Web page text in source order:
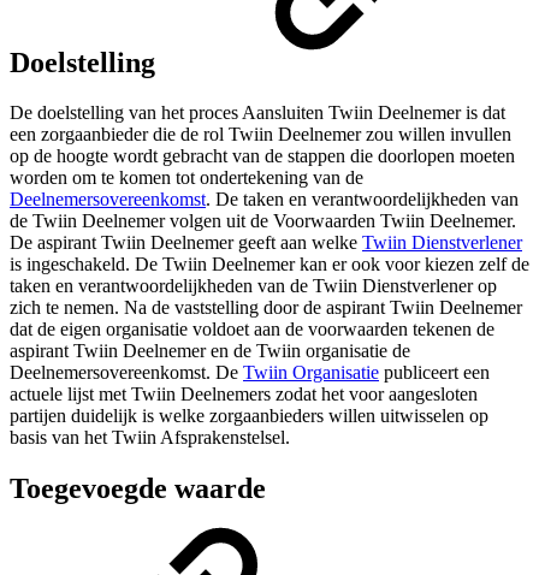
Doelstelling
De doelstelling van het proces Aansluiten Twiin Deelnemer is dat
een zorgaanbieder die de rol Twiin Deelnemer zou willen invullen
op de hoogte wordt gebracht van de stappen die doorlopen moeten
worden om te komen tot ondertekening van de
Deelnemersovereenkomst. De taken en verantwoordelijkheden van
de Twiin Deelnemer volgen uit de Voorwaarden Twiin Deelnemer.
De aspirant Twiin Deelnemer geeft aan welke Twiin Dienstverlener
is ingeschakeld. De Twiin Deelnemer kan er ook voor kiezen zelf de
taken en verantwoordelijkheden van de Twiin Dienstverlener op
zich te nemen. Na de vaststelling door de aspirant Twiin Deelnemer
dat de eigen organisatie voldoet aan de voorwaarden tekenen de
aspirant Twiin Deelnemer en de Twiin organisatie de
Deelnemersovereenkomst. De Twiin Organisatie publiceert een
actuele lijst met Twiin Deelnemers zodat het voor aangesloten
partijen duidelijk is welke zorgaanbieders willen uitwisselen op
basis van het Twiin Afsprakenstelsel.
Toegevoegde waarde